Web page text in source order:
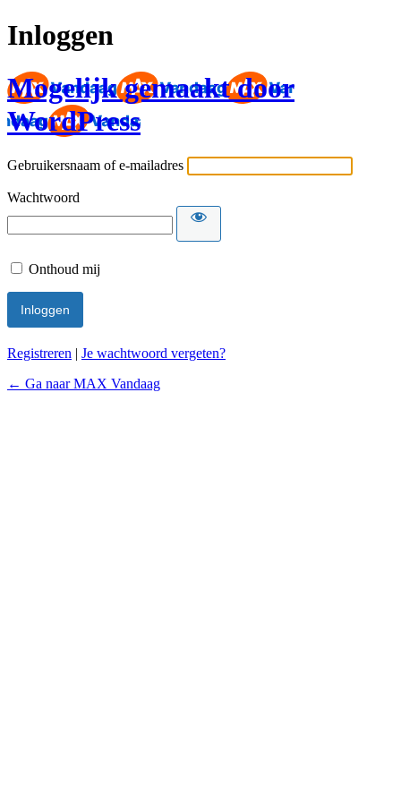
Inloggen
Mogelijk gemaakt door
WordPress
Gebruikersnaam of e-mailadres
Wachtwoord
Onthoud mij
Registreren | Je wachtwoord vergeten?
← Ga naar MAX Vandaag